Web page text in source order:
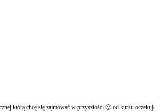
którą chcę się zajmować w przyszłości 🙂 od kursu